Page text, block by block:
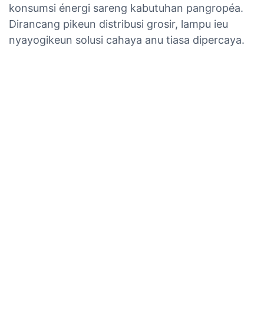
konsumsi énergi sareng kabutuhan pangropéa.
Dirancang pikeun distribusi grosir, lampu ieu
nyayogikeun solusi cahaya anu tiasa dipercaya.